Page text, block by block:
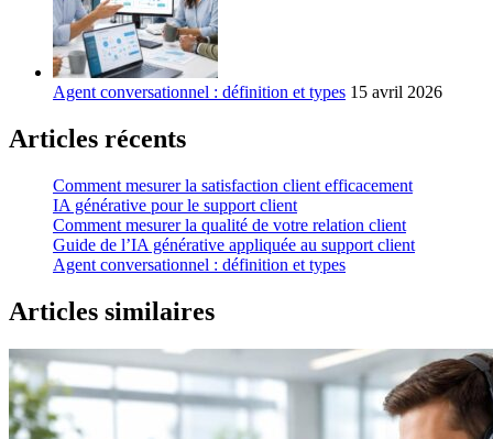
Agent conversationnel : définition et types 15 avril 2026
Articles récents
Comment mesurer la satisfaction client efficacement
IA générative pour le support client
Comment mesurer la qualité de votre relation client
Guide de l’IA générative appliquée au support client
Agent conversationnel : définition et types
Articles similaires